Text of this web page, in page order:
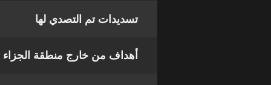
تسديدات تم التصدي لها
أهداف من خارج منطقة الجزاء